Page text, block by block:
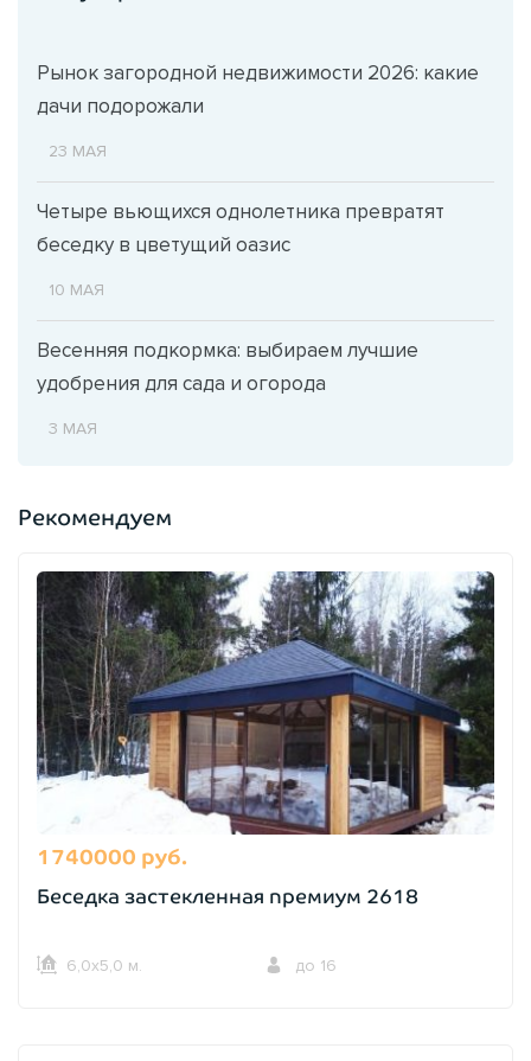
Рынок загородной недвижимости 2026: какие
дачи подорожали
23 МАЯ
Четыре вьющихся однолетника превратят
беседку в цветущий оазис
10 МАЯ
Весенняя подкормка: выбираем лучшие
удобрения для сада и огорода
3 МАЯ
Рекомендуем
1740000 руб.
Беседка застекленная премиум 2618
6,0х5,0 м. до 16